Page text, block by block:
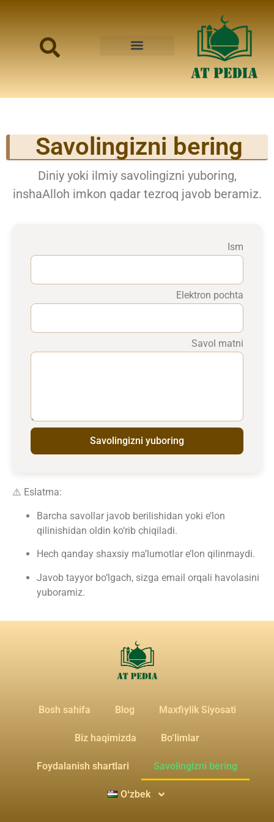
Savolingizni bering
Diniy yoki ilmiy savolingizni yuboring,
inshaAlloh imkon qadar tezroq javob beramiz.
Ism
Elektron pochta
Savol matni
Savolingizni yuboring
⚠️ Eslatma:
Barcha savollar javob berilishidan yoki e’lon
qilinishidan oldin ko‘rib chiqiladi.
Hech qanday shaxsiy ma’lumotlar e’lon qilinmaydi.
Javob tayyor bo‘lgach, sizga email orqali havolasini
yuboramiz.
Bosh sahifa Blog Maxfiylik Siyosati
Biz haqimizda Bo‘limlar
Foydalanish shartlari Savolingizni bering
Oʻzbek